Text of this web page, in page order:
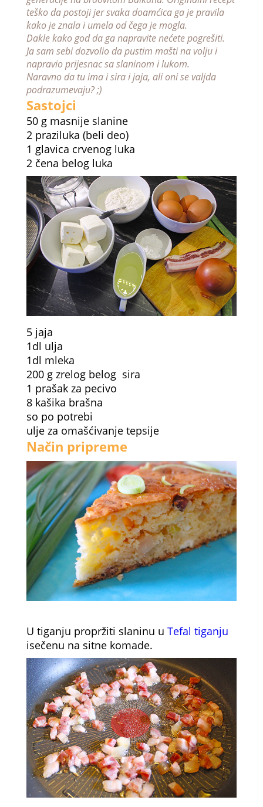
teško da postoji jer svaka doamćica ga je pravila
kako je znala i umela od čega je mogla.
Dakle kako god da ga napravite nećete pogrešiti.
Ja sam sebi dozvolio da pustim mašti na volju i
napravio prijesnac sa slaninom i lukom.
Naravno da tu ima i sira i jaja, ali oni se valjda
podrazumevaju? ;)
Sastojci
50 g masnije slanine
2 praziluka (beli deo)
1 glavica crvenog luka
2 čena belog luka
5 jaja
1dl ulja
1dl mleka
200 g zrelog belog sira
1 prašak za pecivo
8 kašika brašna
so po potrebi
ulje za omašćivanje tepsije
Način pripreme
U tiganju propržiti slaninu u Tefal tiganju
isečenu na sitne komade.